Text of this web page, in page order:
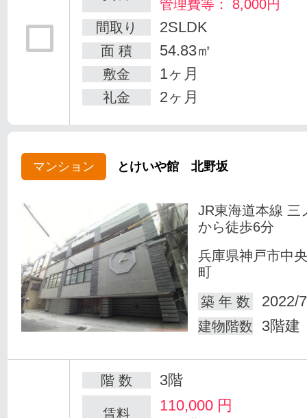
管理費等： 8,000円
間取り
2SLDK
面 積 54.83㎡
敷金 1ヶ月
礼金 2ヶ月
マンション とけいや館 北野坂
JR東海道本線 三
から徒歩6分
兵庫県神戸市中
町
築 年 数
2022/
建物階数 3階建
階 数 3階
賃料 110,000 円